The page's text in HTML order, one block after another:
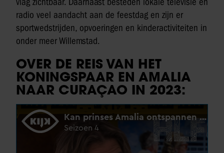
radio veel aandacht aan de feestdag en zijn er
sportwedstrijden, opvoeringen en kinderactiviteiten in
onder meer Willemstad.
OVER DE REIS VAN HET
KONINGSPAAR EN AMALIA
NAAR CURAÇAO IN 2023: